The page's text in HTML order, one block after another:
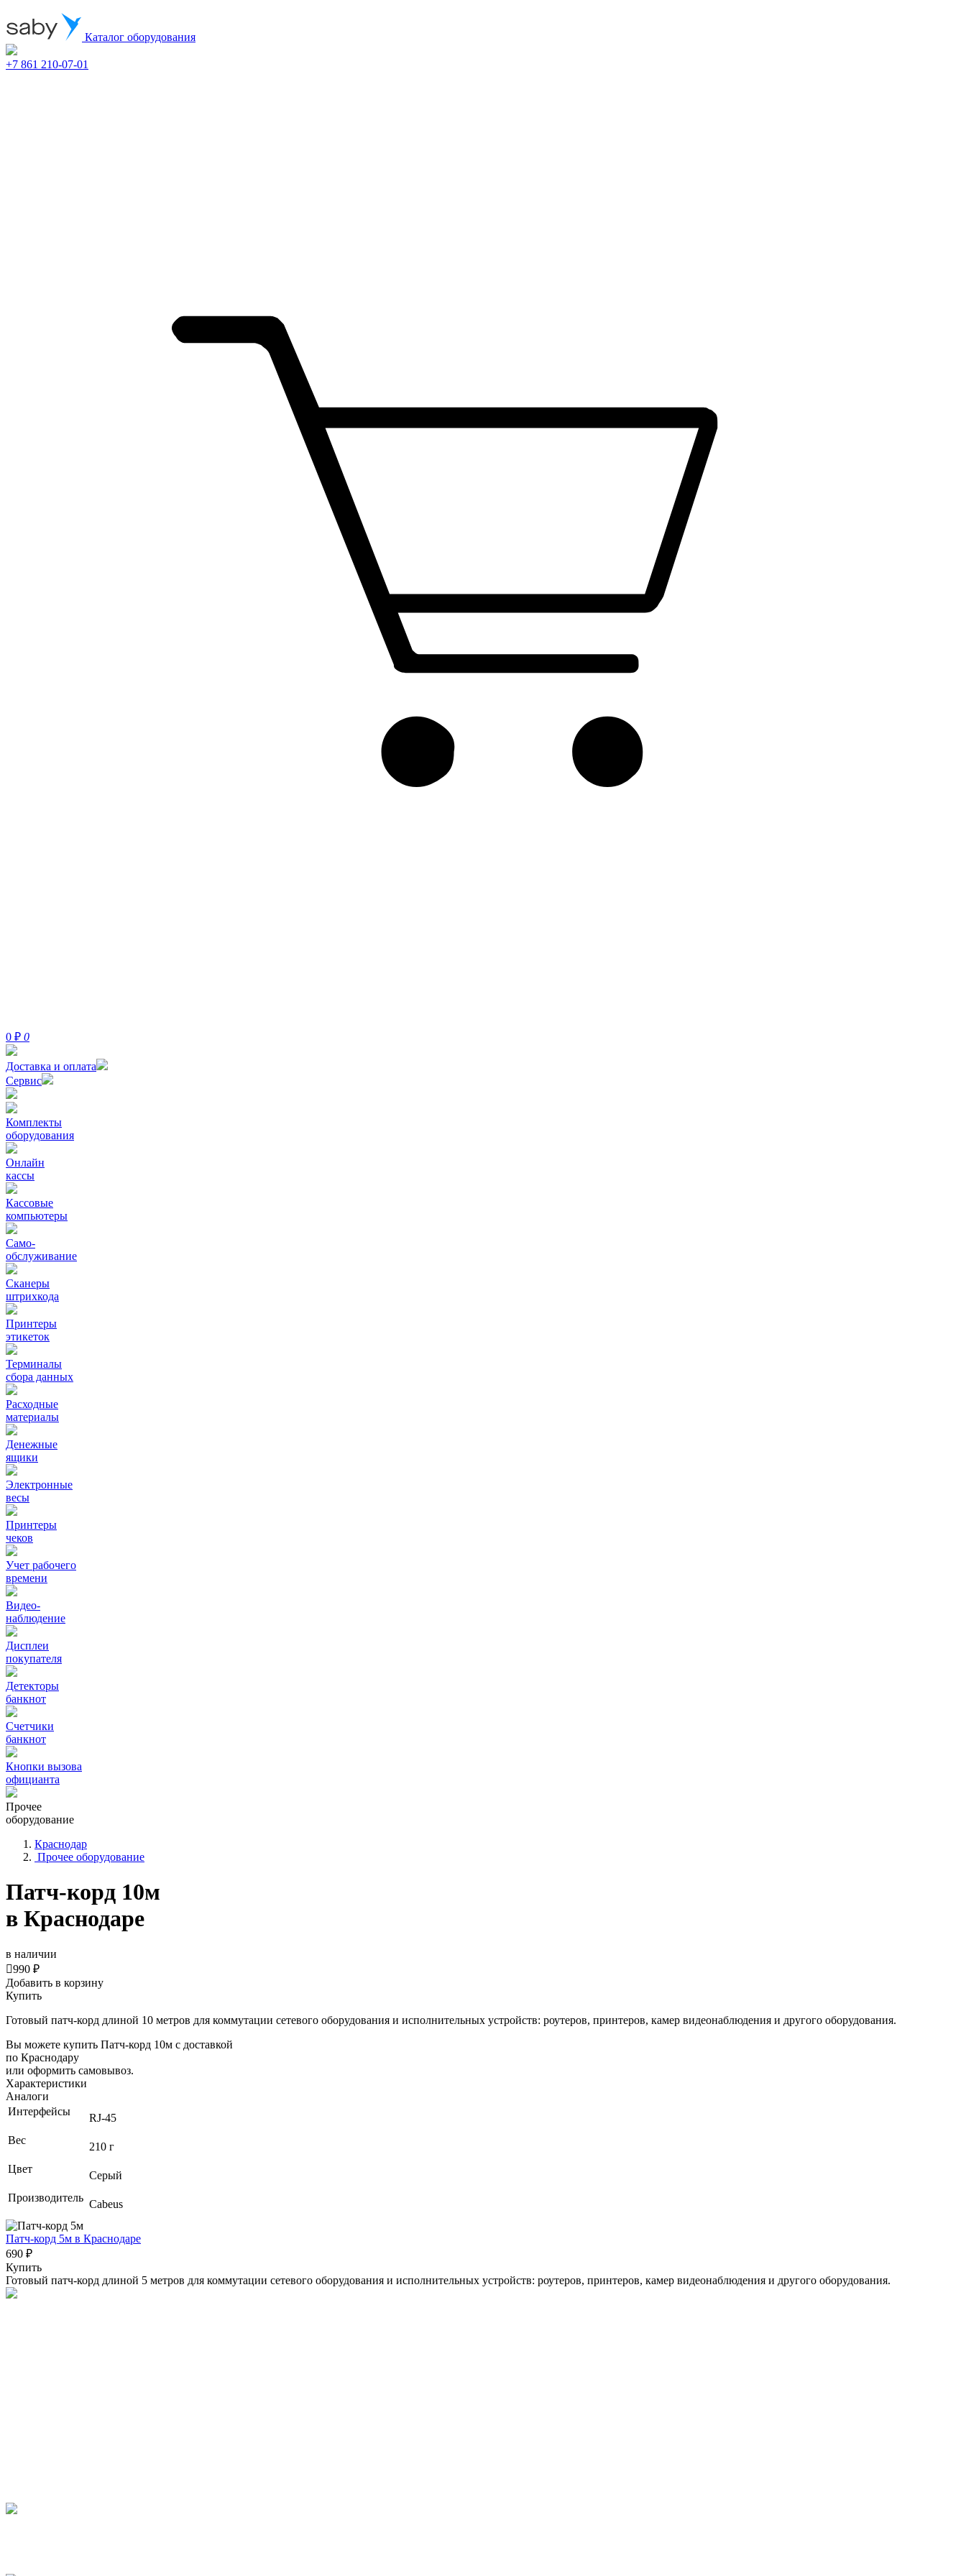
Каталог оборудования
+7 861 210-07-01
0 ₽ 0
Доставка и оплата
Сервис
Комплекты
оборудования
Онлайн
кассы
Кассовые
компьютеры
Само-
обслуживание
Сканеры
штрихкода
Принтеры
этикеток
Терминалы
сбора данных
Расходные
материалы
Денежные
ящики
Электронные
весы
Принтеры
чеков
Учет рабочего
времени
Видео‑
наблюдение
Дисплеи
покупателя
Детекторы
банкнот
Счетчики
банкнот
Кнопки вызова
официанта
Прочее
оборудование
Краснодар
Прочее оборудование
Патч-корд 10м
в Краснодаре
в наличии
990 ₽
Добавить в корзину
Купить
Готовый патч-корд длиной 10 метров для коммутации сетевого оборудования и исполнительных устройств: роутеров, принтеров, камер видеонаблюдения и другого оборудования.
Вы можете купить Патч-корд 10м с доставкой
по Краснодару
или оформить самовывоз.
Характеристики
Аналоги
Интерфейсы
RJ-45
Вес
210 г
Цвет
Серый
Производитель
Cabeus
Патч-корд 5м в Краснодаре
690 ₽
Купить
Готовый патч-корд длиной 5 метров для коммутации сетевого оборудования и исполнительных устройств: роутеров, принтеров, камер видеонаблюдения и другого оборудования.